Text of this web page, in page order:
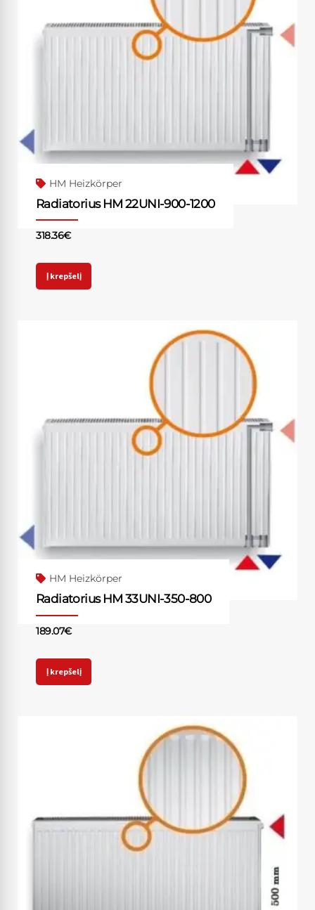
HM Heizkörper
Radiatorius HM 22UNI-900-1200
318.36€
Į krepšelį
HM Heizkörper
Radiatorius HM 33UNI-350-800
189.07€
Į krepšelį